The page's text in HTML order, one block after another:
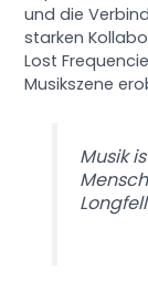
und die
starken
Lost
Musikszene
Musik